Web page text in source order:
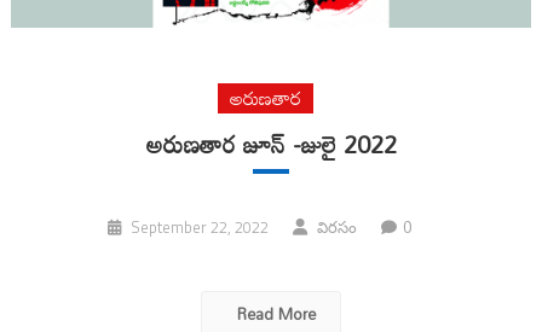
అరుణతార
అరుణతార జూన్ -జులై 2022
September 22, 2022 విరసం 0
Read More